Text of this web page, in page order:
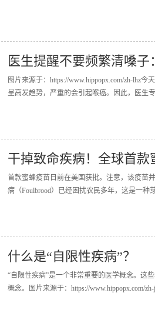
医生提醒不要频繁清嗓
图片来源于：https://www.hippopx.com/zh-lhz
呈高发趋势，严重的会引起喉癌。因此，医生
干掉致命疾病！全球首款
首款蜜蜂疫苗日前在美国获批。注意，该疫苗
病（Foulbrood）已经困扰农民多年，这是一
什么是“自限性疾病”？
“自限性疾病”是一个非常重要的医学概念。这
概念。图片来源于：https://www.hippopx.com/